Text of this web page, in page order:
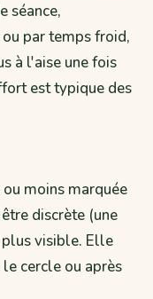
séance,
par temps froid,
à l'aise une fois
est typique des
moins marquée
discrète (une
visible. Elle
cercle ou après